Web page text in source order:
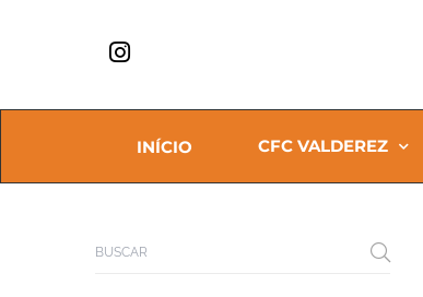
INÍCIO CFC VALDEREZ